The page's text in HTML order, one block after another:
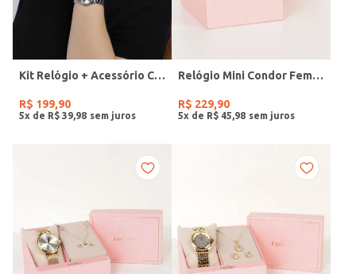
Kit Relógio + Acessório Condor Feminino PRATA
R$ 199,90
5x de R$ 39 98
Relógio Mini Condor Feminino DOURADO
R$ 229,90
5x de R$ 45 98